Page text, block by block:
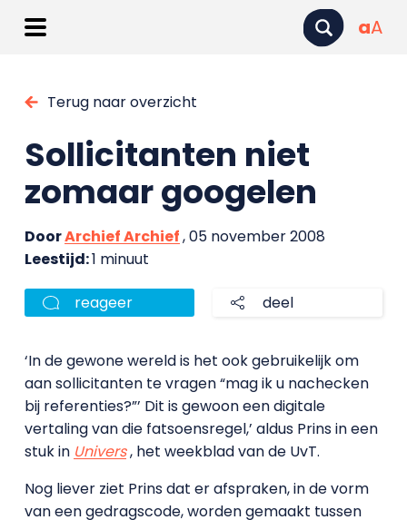
aA
Terug naar overzicht
Sollicitanten niet
zomaar googelen
DoorArchief Archief, 05 november 2008
Leestijd:1 minuut
reageer deel
‘In de gewone wereld is het ook gebruikelijk om
aan sollicitanten te vragen “mag ik u nachecken
bij referenties?”’ Dit is gewoon een digitale
vertaling van die fatsoensregel,’ aldus Prins in een
stuk in Univers, het weekblad van de UvT.
Nog liever ziet Prins dat er afspraken, in de vorm
van een gedragscode, worden gemaakt tussen